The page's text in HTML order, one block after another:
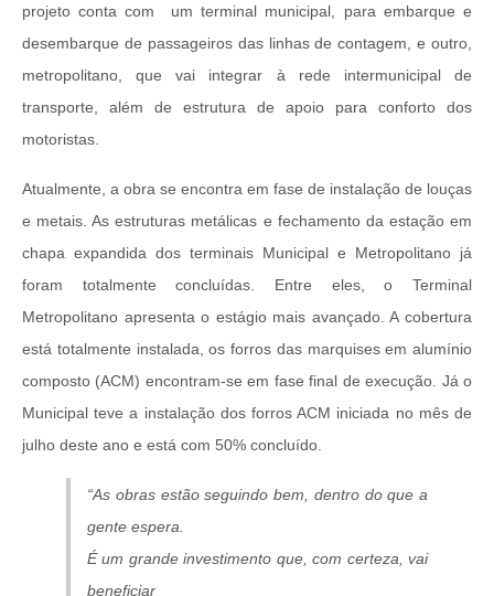
projeto conta com um terminal municipal, para embarque e
desembarque de passageiros das linhas de contagem, e outro,
metropolitano, que vai integrar à rede intermunicipal de
transporte, além de estrutura de apoio para conforto dos
motoristas.
Atualmente, a obra se encontra em fase de instalação de louças
e metais. As estruturas metálicas e fechamento da estação em
chapa expandida dos terminais Municipal e Metropolitano já
foram totalmente concluídas. Entre eles, o Terminal
Metropolitano apresenta o estágio mais avançado. A cobertura
está totalmente instalada, os forros das marquises em alumínio
composto (ACM) encontram-se em fase final de execução. Já o
Municipal teve a instalação dos forros ACM iniciada no mês de
julho deste ano e está com 50% concluído.
“As obras estão seguindo bem, dentro do que a
gente espera.
É um grande investimento que, com certeza, vai
beneficiar